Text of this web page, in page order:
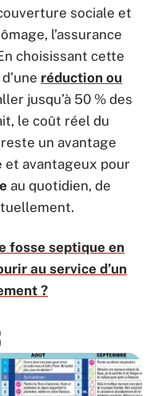
sociale et
l’assurance
choisissant cette
réduction ou
jusqu’à 50 % des
le coût réel du
un avantage
et avantageux pour
au quotidien, de
fosse septique en
au service d’un
?